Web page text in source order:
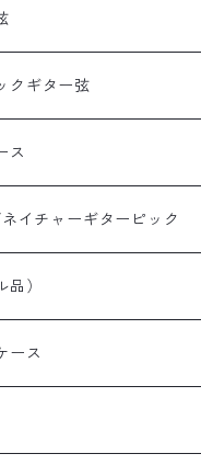
トラップ
プ
ズ
レレストラップ
プ
ラップ（サウンドホール
ーピック
ック
ック
き
ック付き)
クギター弦
ス
イチャーギターピック
）
ース